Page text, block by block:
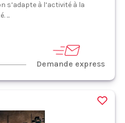
s’adapte à l’activité à la
...
Demande express